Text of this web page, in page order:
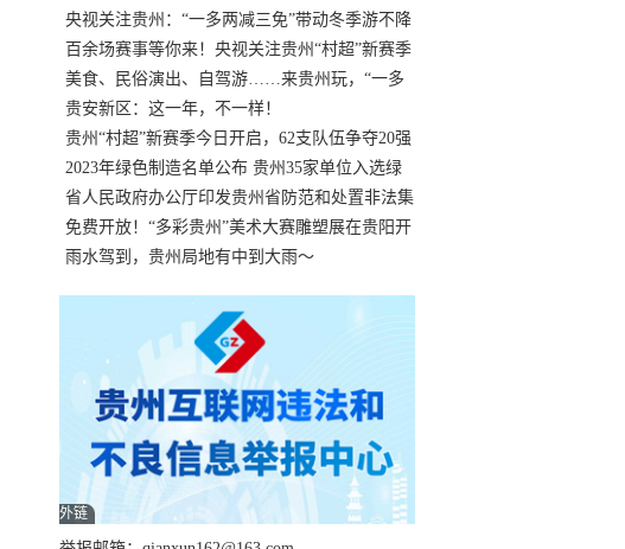
错过
央视关注贵州：“一多两减三免”带动冬季游不降
温
百余场赛事等你来！央视关注贵州“村超”新赛季
正式“打响”
美食、民俗演出、自驾游……来贵州玩，“一多
两减三免”！
贵安新区：这一年，不一样！
贵州“村超”新赛季今日开启，62支队伍争夺20强
名额
2023年绿色制造名单公布 贵州35家单位入选绿
色工厂
省人民政府办公厅印发贵州省防范和处置非法集
资工作实施细则
免费开放！“多彩贵州”美术大赛雕塑展在贵阳开
展，持续至1月19日
雨水驾到，贵州局地有中到大雨～
外链